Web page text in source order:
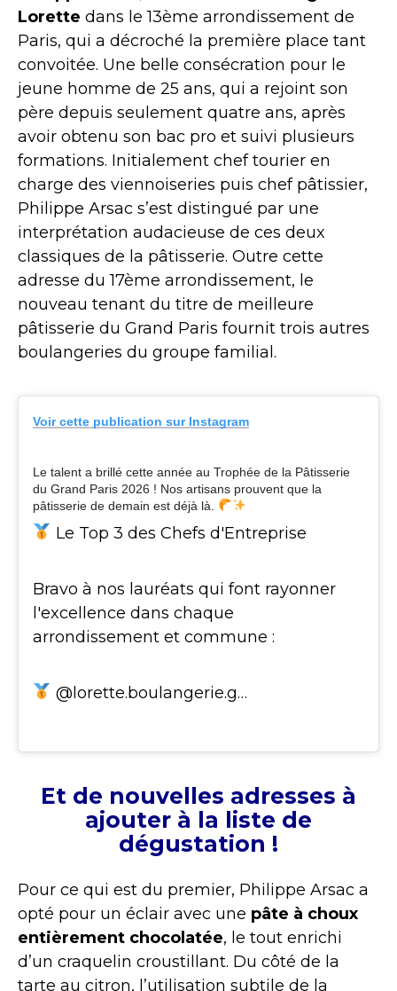
Lorette dans le 13ème arrondissement de
Paris, qui a décroché la première place tant
convoitée. Une belle consécration pour le
jeune homme de 25 ans, qui a rejoint son
père depuis seulement quatre ans, après
avoir obtenu son bac pro et suivi plusieurs
formations. Initialement chef tourier en
charge des viennoiseries puis chef pâtissier,
Philippe Arsac s’est distingué par une
interprétation audacieuse de ces deux
classiques de la pâtisserie. Outre cette
adresse du 17ème arrondissement, le
nouveau tenant du titre de meilleure
pâtisserie du Grand Paris fournit trois autres
boulangeries du groupe familial.
Voir cette publication sur Instagram
Le talent a brillé cette année au Trophée de la Pâtisserie
du Grand Paris 2026 ! Nos artisans prouvent que la
pâtisserie de demain est déjà là.
Le Top 3 des Chefs d'Entreprise
Bravo à nos lauréats qui font rayonner
l'excellence dans chaque
arrondissement et commune :
@lorette.boulangerie.g…
Et de nouvelles adresses à
ajouter à la liste de
dégustation !
Pour ce qui est du premier, Philippe Arsac a
opté pour un éclair avec une pâte à choux
entièrement chocolatée, le tout enrichi
d’un craquelin croustillant. Du côté de la
tarte au citron, l’utilisation subtile de la